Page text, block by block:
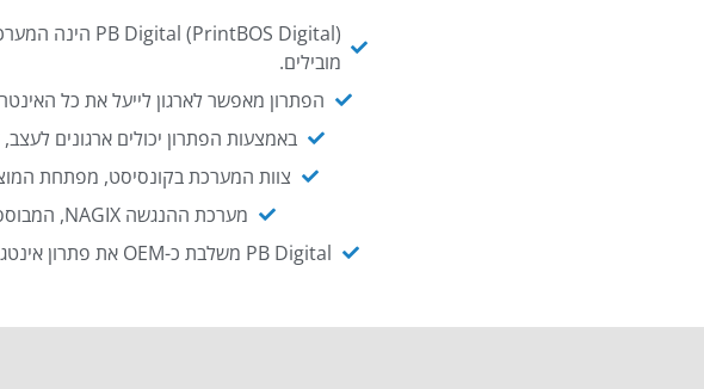
מובילים.
הפתרון מאפשר לארגון לייעל את כל
באמצעות הפתרון יכולים ארגונים
צוות המערכת בקונסיסט, מפתחת
מערכת ההנגשה NAGIX, המבוססת על PB Digital, מאפשרת להנגיש מסמכים ארגוניים באופן אוטומטי ויעיל.
PB Digital משלבת כ-OEM את פתרון אינטגרציית ה-API של חברת WSO2 - המאפשר לחבר בקלות בין מערכות ארגוניות